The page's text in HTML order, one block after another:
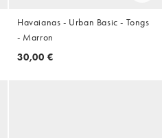
Havaianas - Urban Basic - Tongs
- Marron
30,00 €